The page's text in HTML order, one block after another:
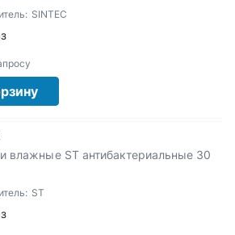
SINTEC
влажные ST антибактериальные 30
ST